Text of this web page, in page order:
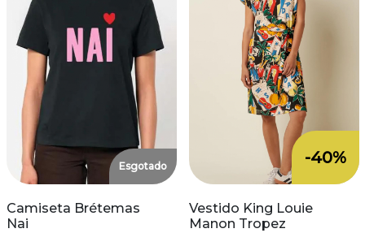
Esgotado
Camiseta Brétemas
Nai
-40%
Vestido King Louie
Manon Tropez